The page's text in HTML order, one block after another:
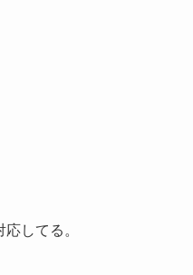
してる。